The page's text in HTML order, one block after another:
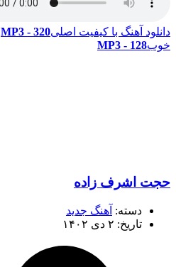
دانلود آهنگ با کیفیت اصلی320 - MP3
خوب128 - MP3
حجت اشرف زاده
دسته: آهنگ جدید
تاریخ: ۲ دی ۱۴۰۲